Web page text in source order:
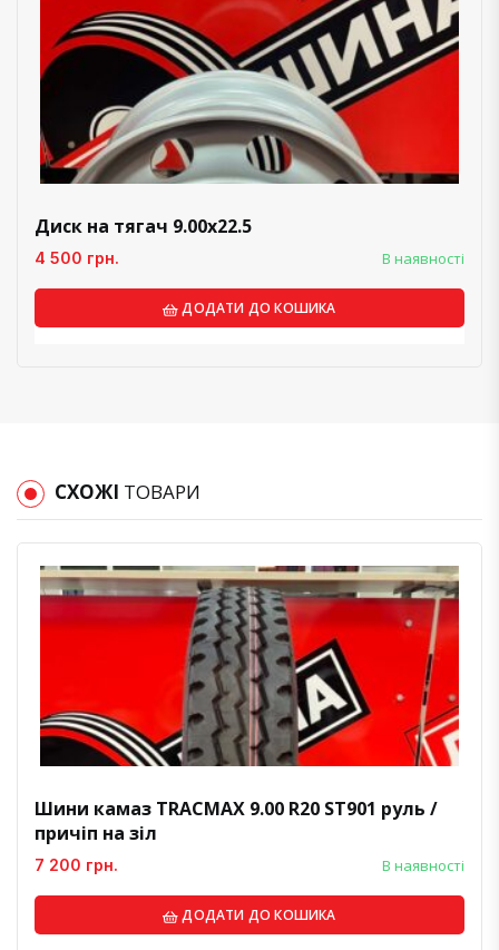
Диск на тягач 9.00х22.5
В наявності
4 500 грн.
ДОДАТИ ДО КОШИКА
СХОЖІ ТОВАРИ
Шини камаз TRACMAX 9.00 R20 ST901 руль /
причіп на зіл
В наявності
7 200 грн.
ДОДАТИ ДО КОШИКА